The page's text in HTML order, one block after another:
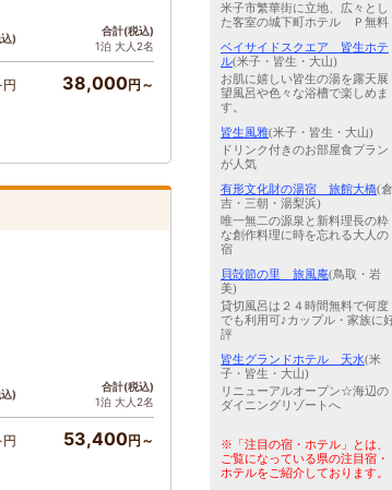
)
合計(税込)
1泊 大人2名
38,000円～
)
合計(税込)
1泊 大人2名
53,400円～
米子市繁華街に立地、広々とし
た客室の城下町ホテル Ｐ無料
ベイサイドスクエア 皆生ホテ
ル(米子・皆生・大山)
お肌に嬉しい皆生の湯を露天展
望風呂や色々な浴槽で楽しめま
す。
皆生風雅(米子・皆生・大山)
ドリンク付きのお部屋食プラン
が人気
有形文化財の湯宿 旅館大橋(倉
吉・三朝・湯梨浜)
唯一無二の源泉と新料理長の粋
な創作料理に時を忘れる大人の
宿
貝殻節の里 旅風庵(鳥取・岩
美)
貸切風呂は２４時間無料で何度
でも利用可♪カップル・家族に
評
皆生グランドホテル 天水(米
子・皆生・大山)
リニューアルオープン☆海辺の
ダイニングリゾートへ
※「注目の宿・ホテル」とは、
ご覧になっている県の注目宿・
ホテルをご紹介しております。